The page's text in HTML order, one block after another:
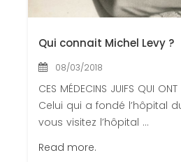
Qui connait Michel Levy ?
08/03/2018
CES MÉDECINS JUIFS QUI ONT
Celui qui a fondé l’hôpital
vous visitez l’hôpital ...
Read more.